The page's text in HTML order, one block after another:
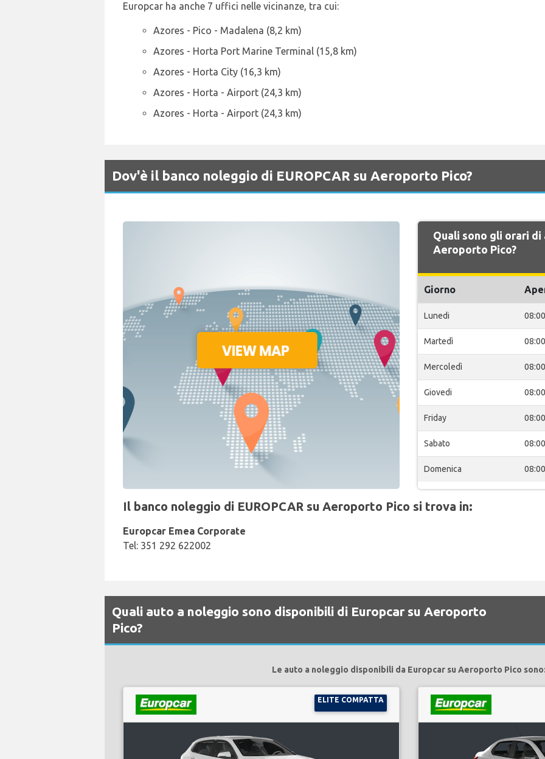
Europcar ha anche 7 uffici nelle vicinanze, tra cui:
Azores - Pico - Madalena (8,2 km)
Azores - Horta Port Marine Terminal (15,8 km)
Azores - Horta City (16,3 km)
Azores - Horta - Airport (24,3 km)
Azores - Horta - Airport (24,3 km)
Dov'è il banco noleggio di EUROPCAR su Aeroporto Pico?
Quali sono gli orari di
Aeroporto Pico?
Giorno
Lunedi 08:00
Martedì 08:00
Mercoledì 08:00
Giovedi 08:00
Friday 08:00
Sabato 08:00
Domenica 08:00
Il banco noleggio di EUROPCAR su Aeroporto Pico si trova in:
Europcar Emea Corporate
Tel: 351 292 622002
Quali auto a noleggio sono disponibili di Europcar su Aeroporto
Pico?
Le auto a noleggio disponibili da Europcar su Aeroporto Pico sono:
ELITE COMPATTA